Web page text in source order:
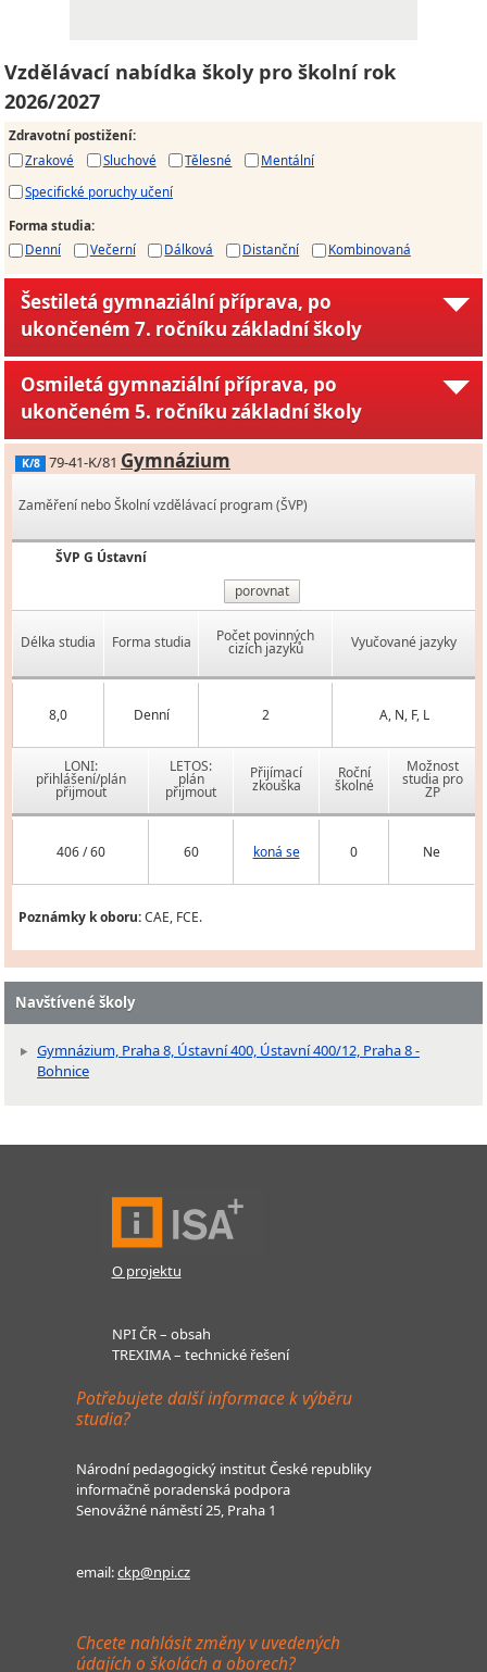
Vzdělávací nabídka školy pro školní rok
2026/2027
Zdravotní postižení:
Zrakové
Sluchové Tělesné
Mentální
Specifické poruchy učení
Forma studia:
Denní
Večerní Dálková Distanční Kombinovaná
Šestiletá gymnaziální příprava, po
ukončeném 7. ročníku základní školy
Osmiletá gymnaziální příprava, po
ukončeném 5. ročníku základní školy
K/8 79-41-K/81 Gymnázium
Zaměření nebo Školní vzdělávací program (ŠVP)
ŠVP G Ústavní
porovnat
Délka studia Forma studia Počet povinných
cizích jazyků Vyučované jazyky
8,0 Denní 2 A, N, F, L
LONI:
přihlášení/plán
přijmout
LETOS:
plán
přijmout
Přijímací
zkouška
Roční
školné
Možnost
studia pro
ZP
406 / 60 60 koná se 0 Ne
Poznámky k oboru:CAE, FCE.
Navštívené školy
Gymnázium, Praha 8, Ústavní 400, Ústavní 400/12, Praha 8 -
Bohnice
O projektu
NPI ČR – obsah
TREXIMA – technické řešení
Potřebujete další informace k výběru
studia?
Národní pedagogický institut České republiky
informačně poradenská podpora
Senovážné náměstí 25, Praha 1
email:ckp@npi.cz
Chcete nahlásit změny v uvedených
údajích o školách a oborech?